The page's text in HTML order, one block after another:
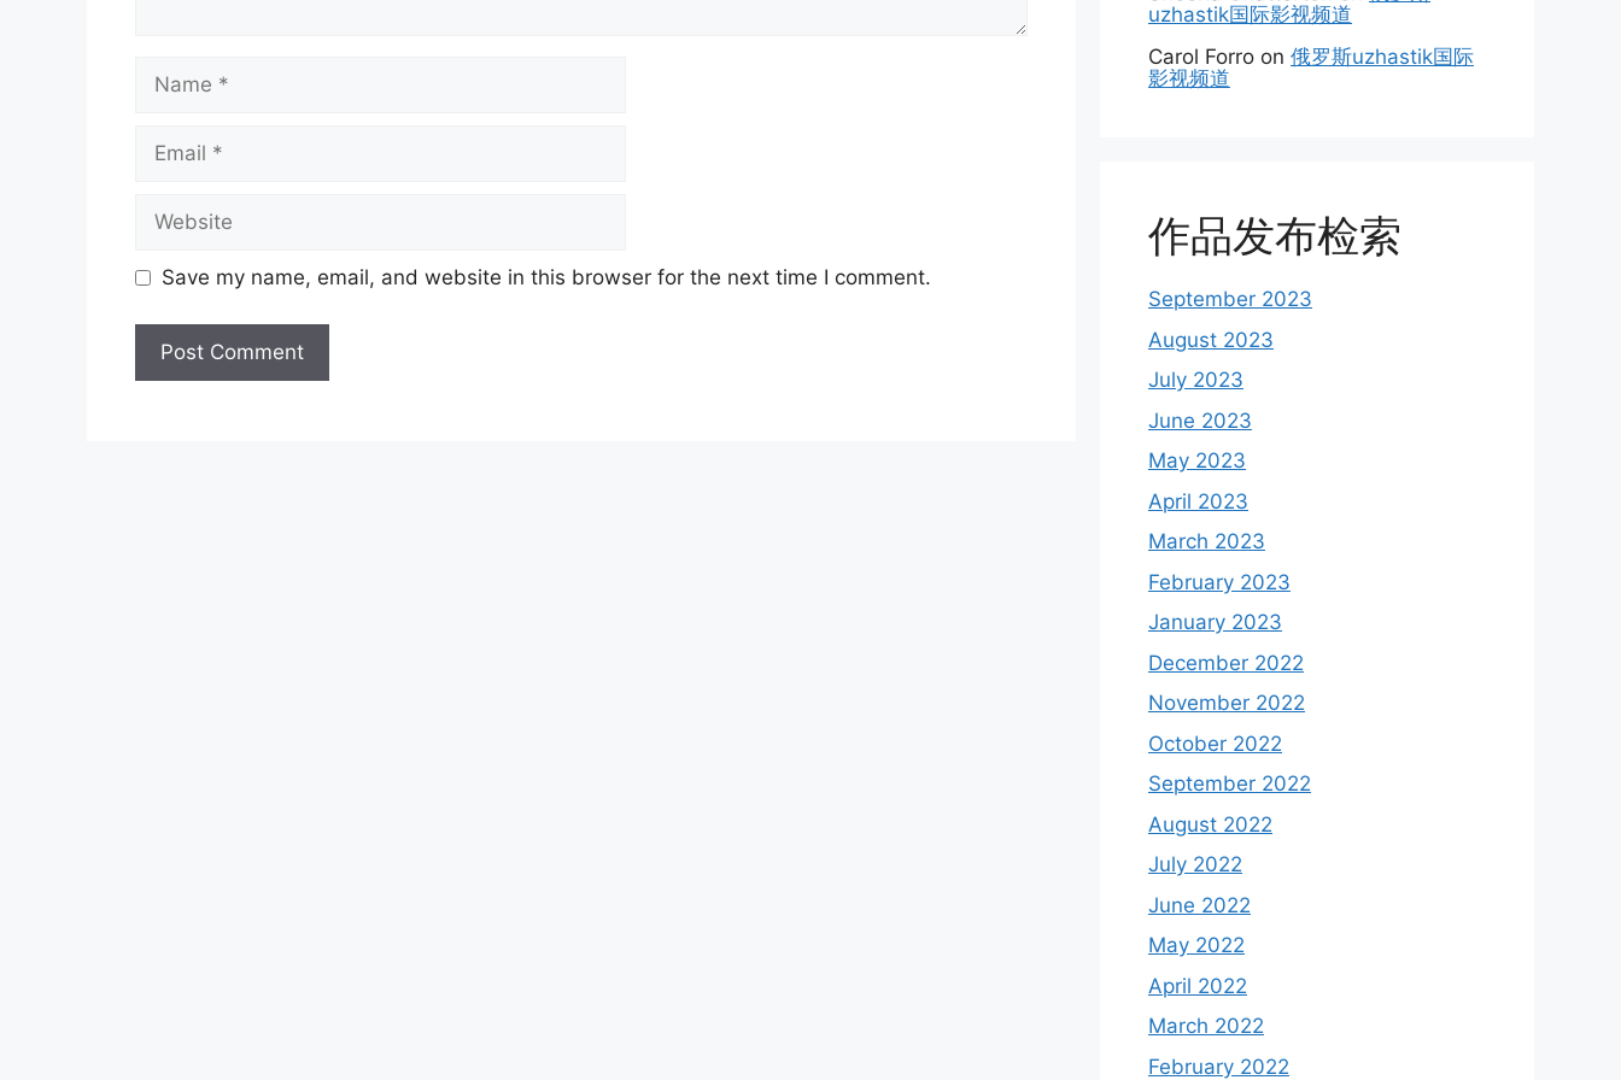
Name
Email
Website
Save my name, email, and website in this browser for the next time I comment.
uzhastik国际影视频道
Carol Forro on 俄罗斯uzhastik国际
影视频道
作品发布检索
September 2023
August 2023
July 2023
June 2023
May 2023
April 2023
March 2023
February 2023
January 2023
December 2022
November 2022
October 2022
September 2022
August 2022
July 2022
June 2022
May 2022
April 2022
March 2022
February 2022